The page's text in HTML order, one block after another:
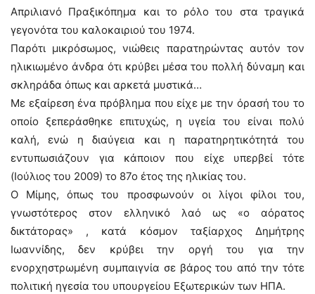
Απριλιανό Πραξικόπημα και το ρόλο του στα τραγικά
γεγονότα του καλοκαιριού του 1974.
Παρότι μικρόσωμος, νιώθεις παρατηρώντας αυτόν τον
ηλικιωμένο άνδρα ότι κρύβει μέσα του πολλή δύναμη και
σκληράδα όπως και αρκετά μυστικά…
Με εξαίρεση ένα πρόβλημα που είχε με την όρασή του το
οποίο ξεπεράσθηκε επιτυχώς, η υγεία του είναι πολύ
καλή, ενώ η διαύγεια και η παρατηρητικότητά του
εντυπωσιάζουν για κάποιον που είχε υπερβεί τότε
(Ιούλιος του 2009) το 87ο έτος της ηλικίας του.
Ο Μίμης, όπως του προσφωνούν οι λίγοι φίλοι του,
γνωστότερος στον ελληνικό λαό ως «ο αόρατος
δικτάτορας» , κατά κόσμον ταξίαρχος Δημήτρης
Ιωαννίδης, δεν κρύβει την οργή του για την
ενορχηστρωμένη συμπαιγνία σε βάρος του από την τότε
πολιτική ηγεσία του υπουργείου Εξωτερικών των ΗΠΑ.